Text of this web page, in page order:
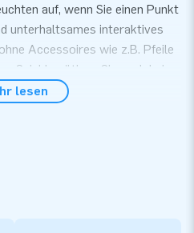
auf, wenn Sie einen Punkt
unterhaltsames interaktives
Accessoires wie z.B. Pfeile
Spiel benötigen Sie auch keine
lesen